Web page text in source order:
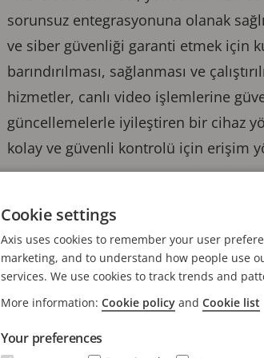
sorunsuz entegrasyonuna olanak
ve siber güvenliği garanti etmek için
barındırılması, sağlanması ve
hizmetler, canlı video işlemlerine
güncellemelerle iyileştiren bir cihaz
kolay ve güvenli kontrolü için erişim
güvenli tasarım
Axis Communications, 15 yılı bulan
bağlı kameraya sahip. Bugün Axis
Kamera İstasyonu
, müşterilerin
Cookie settings
Axis uses cookies to remember your user
marketing, and to understand how people use
services. We use cookies to track trends and
More information: Cookie policy and Cookie list
Your preferences